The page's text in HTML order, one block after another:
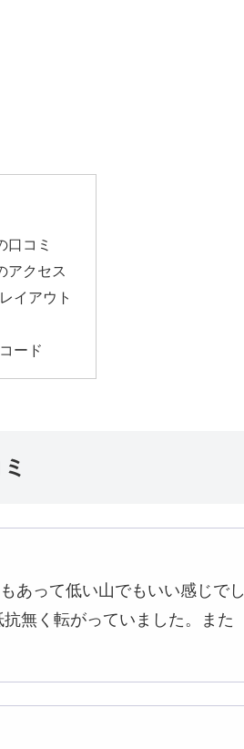
口コミ
アクセス
イアウト
ード
あって低い山でもいい感じでし
無く転がっていました。また